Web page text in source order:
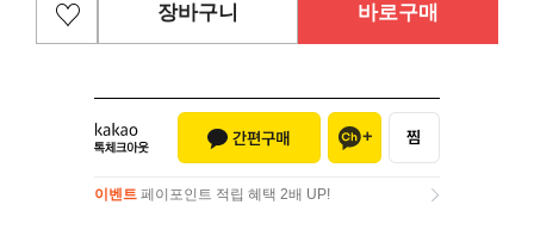
장바구니 바로구매
이벤트 페이포인트 적립 혜택 2배 UP!